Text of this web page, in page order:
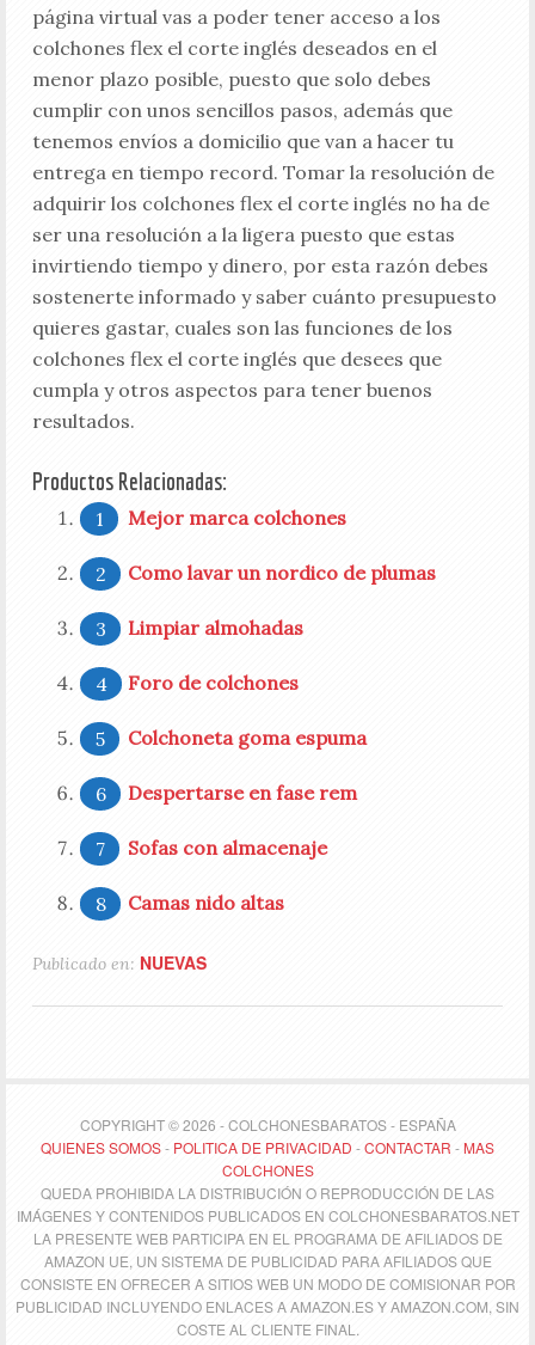
página virtual vas a poder tener acceso a los
colchones flex el corte inglés deseados en el
menor plazo posible, puesto que solo debes
cumplir con unos sencillos pasos, además que
tenemos envíos a domicilio que van a hacer tu
entrega en tiempo record. Tomar la resolución de
adquirir los colchones flex el corte inglés no ha de
ser una resolución a la ligera puesto que estas
invirtiendo tiempo y dinero, por esta razón debes
sostenerte informado y saber cuánto presupuesto
quieres gastar, cuales son las funciones de los
colchones flex el corte inglés que desees que
cumpla y otros aspectos para tener buenos
resultados.
Productos Relacionadas:
Mejor marca colchones
Como lavar un nordico de plumas
Limpiar almohadas
Foro de colchones
Colchoneta goma espuma
Despertarse en fase rem
Sofas con almacenaje
Camas nido altas
Publicado en: NUEVAS
COPYRIGHT © 2026 - COLCHONESBARATOS - ESPAÑA
QUIENES SOMOS- POLITICA DE PRIVACIDAD -CONTACTAR -MAS
COLCHONES
QUEDA PROHIBIDA LA DISTRIBUCIÓN O REPRODUCCIÓN DE LAS
IMÁGENES Y CONTENIDOS PUBLICADOS EN COLCHONESBARATOS.NET
LA PRESENTE WEB PARTICIPA EN EL PROGRAMA DE AFILIADOS DE
AMAZON UE, UN SISTEMA DE PUBLICIDAD PARA AFILIADOS QUE
CONSISTE EN OFRECER A SITIOS WEB UN MODO DE COMISIONAR POR
PUBLICIDAD INCLUYENDO ENLACES A AMAZON.ES Y AMAZON.COM, SIN
COSTE AL CLIENTE FINAL.